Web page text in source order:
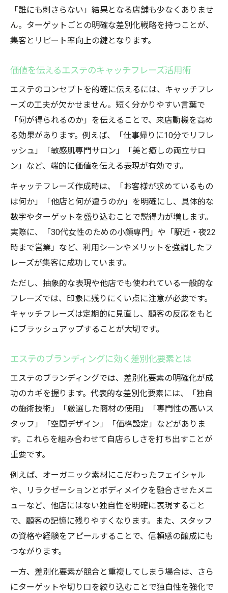
「誰にも刺さらない」結果となる店舗も少なくありませ
ん。ターゲットごとの明確な差別化戦略を持つことが、
集客とリピート率向上の鍵となります。
価値を伝えるエステのキャッチフレーズ活用術
エステのコンセプトを的確に伝えるには、キャッチフレ
ーズの工夫が欠かせません。短く分かりやすい言葉で
「何が得られるのか」を伝えることで、来店動機を高め
る効果があります。例えば、「仕事帰りに10分でリフレ
ッシュ」「敏感肌専門サロン」「美と癒しの両立サロ
ン」など、端的に価値を伝える表現が有効です。
キャッチフレーズ作成時は、「お客様が求めているもの
は何か」「他店と何が違うのか」を明確にし、具体的な
数字やターゲットを盛り込むことで説得力が増します。
実際に、「30代女性のための小顔専門」や「駅近・夜22
時まで営業」など、利用シーンやメリットを強調したフ
レーズが集客に成功しています。
ただし、抽象的な表現や他店でも使われている一般的な
フレーズでは、印象に残りにくい点に注意が必要です。
キャッチフレーズは定期的に見直し、顧客の反応をもと
にブラッシュアップすることが大切です。
エステのブランディングに効く差別化要素とは
エステのブランディングでは、差別化要素の明確化が成
功のカギを握ります。代表的な差別化要素には、「独自
の施術技術」「厳選した商材の使用」「専門性の高いス
タッフ」「空間デザイン」「価格設定」などがありま
す。これらを組み合わせて自店らしさを打ち出すことが
重要です。
例えば、オーガニック素材にこだわったフェイシャル
や、リラクゼーションとボディメイクを融合させたメニ
ューなど、他店にはない独自性を明確に表現すること
で、顧客の記憶に残りやすくなります。また、スタッフ
の資格や経験をアピールすることで、信頼感の醸成にも
つながります。
一方、差別化要素が競合と重複してしまう場合は、さら
にターゲットや切り口を絞り込むことで独自性を強化で